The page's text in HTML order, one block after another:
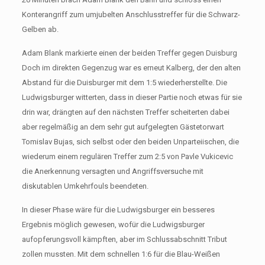
Konterangriff zum umjubelten Anschlusstreffer für die Schwarz-
Gelben ab.
Adam Blank markierte einen der beiden Treffer gegen Duisburg
Doch im direkten Gegenzug war es erneut Kalberg, der den alten
Abstand für die Duisburger mit dem 1:5 wiederherstellte. Die
Ludwigsburger witterten, dass in dieser Partie noch etwas für sie
drin war, drängten auf den nächsten Treffer scheiterten dabei
aber regelmäßig an dem sehr gut aufgelegten Gästetorwart
Tomislav Bujas, sich selbst oder den beiden Unparteiischen, die
wiederum einem regulären Treffer zum 2:5 von Pavle Vukicevic
die Anerkennung versagten und Angriffsversuche mit
diskutablen Umkehrfouls beendeten.
In dieser Phase wäre für die Ludwigsburger ein besseres
Ergebnis möglich gewesen, wofür die Ludwigsburger
aufopferungsvoll kämpften, aber im Schlussabschnitt Tribut
zollen mussten. Mit dem schnellen 1:6 für die Blau-Weißen